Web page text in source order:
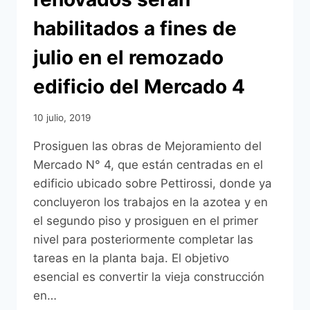
habilitados a fines de
julio en el remozado
edificio del Mercado 4
10 julio, 2019
Prosiguen las obras de Mejoramiento del
Mercado N° 4, que están centradas en el
edificio ubicado sobre Pettirossi, donde ya
concluyeron los trabajos en la azotea y en
el segundo piso y prosiguen en el primer
nivel para posteriormente completar las
tareas en la planta baja. El objetivo
esencial es convertir la vieja construcción
en…